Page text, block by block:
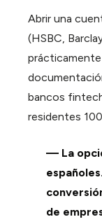
Abrir una
(HSBC,
bancos
residentes
— La
de